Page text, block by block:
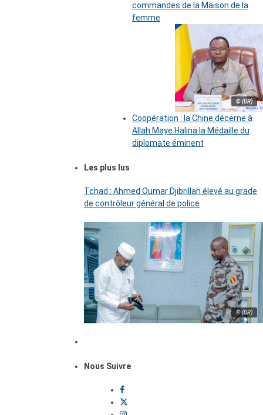
commandes de la Maison de la
femme
© (DR)
Coopération : la Chine décerne à
Allah Maye Halina la Médaille du
diplomate éminent
Les plus lus
Tchad : Ahmed Oumar Djibrillah élevé au grade
de contrôleur général de police
© (DR)
Nous Suivre